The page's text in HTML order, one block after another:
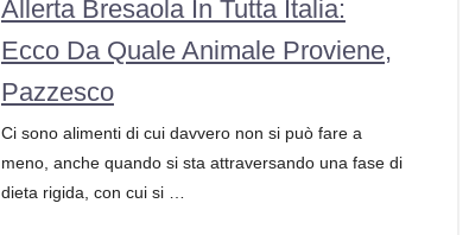
Allerta Bresaola In Tutta Italia:
Ecco Da Quale Animale Proviene,
Pazzesco
Ci sono alimenti di cui davvero non si può fare a
meno, anche quando si sta attraversando una fase di
dieta rigida, con cui si …